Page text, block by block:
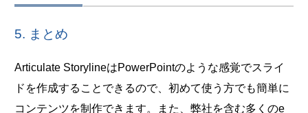
5. まとめ
Articulate StorylineはPowerPointのような感覚でスライ
ドを作成することできるので、初めて使う方でも簡単に
コンテンツを制作できます。また、弊社を含む多くのe